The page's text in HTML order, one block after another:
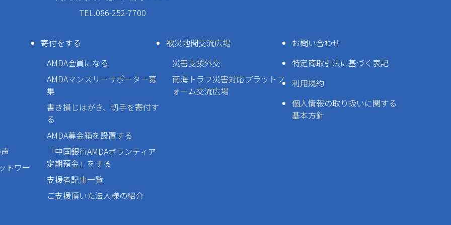
TEL.086-252-7700
トワー
寄付をする
AMDA会員になる
AMDAマンスリーサポーター募
集
書き損じはがき、切手を寄付す
る
AMDA募金箱を設置する
「中国銀行AMDAボランティア
定期預金」をする
支援者記事一覧
ご支援頂いた法人様の紹介
被災地間交流広場
災害支援外交
南海トラフ災害対応プラットフ
ォーム交流広場
お問い合わせ
特定商取引法に基づく表記
利用規約
個人情報の取り扱いに関する
基本方針